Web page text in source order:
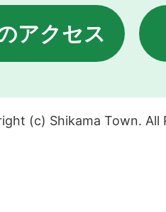
アクセス
(c) Shikama Town. All